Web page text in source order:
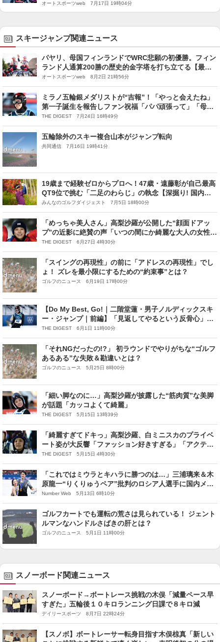
オートスポーツweb 7月17日 19時04分
スキージャンプ関連ニュース
パヤリ、母国フィンランドでWRC悲願の初優勝。フィン
ランド人通算200勝の歴史的金字塔を打ち立てる【最終
日レポート】
オートスポーツweb 8月2日 21時56分
ミラノ五輪銀メダリストが“吉報”！「やっと会えたね」
第一子誕生を報告しファン祝福「パパ頑張って」「母子
共に健やかで何よりです」
THE DIGEST 7月24日 16時49分
五輪除外のスキー複合山本がジャンプ転向
共同通信 7月16日 19時41分
19歳まで経験ゼロからプロへ！47歳・遠藤彰が自己最高
QT9位で挑む「二足のわらじ」の執念【深掘り! 国内男
子ツアー次世代スター列伝#42】
みんなのゴルフダイジェスト 7月5日 18時00分
「めっちゃ美人さん」高梨沙羅が公開した“顔面ドアッ
プ”の近影に絶賛の声「いつの間にか綺麗な大人の女性
に…」
THE DIGEST 6月27日 4時30分
「スイングの再現性」の前に「アドレスの再現性」でし
ょ！ ズレを最小限にするための“約束事”とは？
ゴルフのニュース 6月19日 17時00分
【Do My Best, Go!｜二階堂蓮・男子ノルディックスキ
ー・ジャンプ｜前編】「見返してやるという反骨心」
――挫折を越えて掴んだジャンパーとしての道
THE DIGEST 6月1日 11時00分
「それNGだったの!?」 初ラウンドでやりがちな“ゴルフ
あるある”な失敗＆勘違いとは？
ゴルフのニュース 5月25日 8時00分
「細い脚なのに…」高梨沙羅が披露した“筋肉質”な美脚
が話題「カッコよくて綺麗」
THE DIGEST 5月15日 13時39分
「綺麗すぎてドキっ」高梨沙羅、白ミニスカのプライベ
ート姿が大反響「ファッション好きすぎる」「アクティ
ブな食事ですね」
THE DIGEST 5月15日 4時30分
「これではミウラとキハラに勝つのは…」三浦璃来＆木
原龍一“りくりゅうペア”批判のロシア人選手に国内メデ
ィアが酷評？…「悩めるフィギュア大国」の現在地
―2026上半期読まれた記事
Number Web 5月13日 6時10分
ゴルフカートでも運転の荒さは見られている！ ジェント
ルマンなハンドルさばきの肝とは？
ゴルフのニュース 5月1日 11時00分
スノーボード関連ニュース
スノーボード→ボートレース挑戦の木俣「減量ペース早
すぎた」五輪後１０キロランニング日課で８キロ減
デイリースポーツ 8月7日 22時24分
【スノボ】ボートレーサー転身目指す木俣椋真「新しい